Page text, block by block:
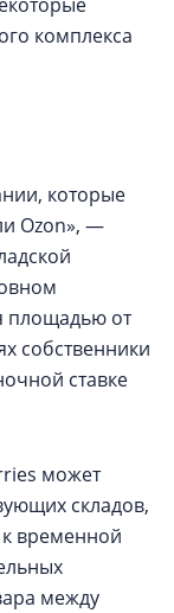
комплекса
которые
Ozon», —
площадью от
собственники
ставке
может
складов,
временной
между